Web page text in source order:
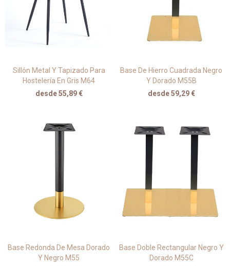
Sillón Metal Y Tapizado Para
Hostelería En Gris M64
desde 55,89 €
Base De Hierro Cuadrada Negro
Y Dorado M55B
desde 59,29 €
Base Redonda De Mesa Dorado
Y Negro M55
Base Doble Rectangular Negro Y
Dorado M55C